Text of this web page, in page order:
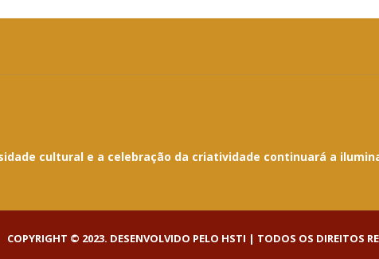
cultural e a celebração da criatividade continuará a
COPYRIGHT © 2023. DESENVOLVIDO PELO HSTI | TODOS OS DIREITOS